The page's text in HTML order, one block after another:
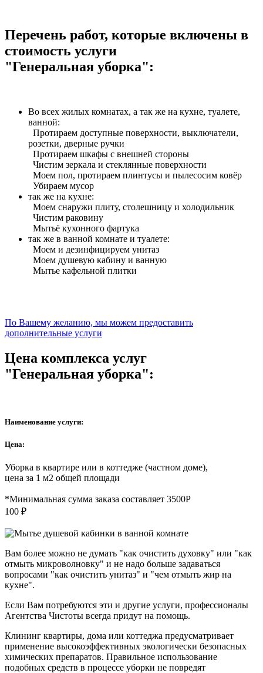
Перечень работ, которые включены в
стоимость услуги
"Генеральная уборка":
Во всех жилых комнатах, а так же на кухне, туалете,
ванной:
Протираем доступные поверхности, выключатели,
розетки, дверные ручки
Протираем шкафы с внешней стороны
Чистим зеркала и стеклянные поверхности
Моем пол, протираем плинтусы и пылесосим ковёр
Убираем мусор
так же на кухне:
Моем снаружи плиту, столешницу и холодильник
Чистим раковину
Мытьё кухонного фартука
так же в ванной комнате и туалете:
Моем и дезинфицируем унитаз
Моем душевую кабину и ванную
Мытье кафельной плитки
По Вашему желанию, мы можем предоставить
дополнительные услуги
Цена комплекса услуг
"Генеральная уборка":
Наименование услуги:
Цена:
Уборка в квартире или в коттедже (частном доме),
цена за 1 м2 общей площади
*Минимальная сумма заказа составляет 3500Р
100 ₽
Вам более можно не думать "как очистить духовку" или "как
отмыть микроволновку" и не надо больше задаваться
вопросами "как очистить унитаз" и "чем отмыть жир на
кухне".
Если Вам потребуются эти и другие услуги, профессионалы
Агентства Чистоты всегда придут на помощь.
Клининг квартиры, дома или коттеджа предусматривает
применение высокоэффективных экологически безопасных
химических препаратов. Правильное использование
подобных средств в процессе уборки не повредят